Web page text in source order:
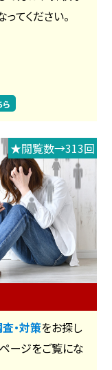
てください。
ら
★閲覧数→313回
・対策をお探し
ージをご覧にな